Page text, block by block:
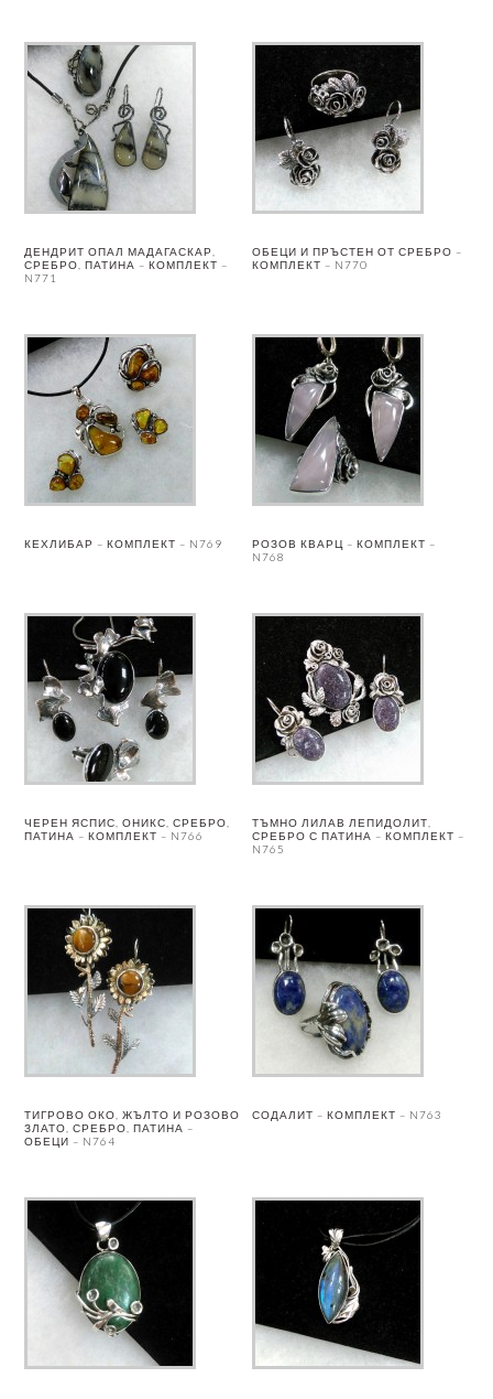
ДЕНДРИТ ОПАЛ МАДАГАСКАР,
СРЕБРО, ПАТИНА – КОМПЛЕКТ –
N771
ОБЕЦИ И ПРЪСТЕН ОТ СРЕБРО –
КОМПЛЕКТ – N770
КЕХЛИБАР – КОМПЛЕКТ – N769
РОЗОВ КВАРЦ – КОМПЛЕКТ –
N768
ЧЕРЕН ЯСПИС, ОНИКС, СРЕБРО,
ПАТИНА – КОМПЛЕКТ – N766
ТЪМНО ЛИЛАВ ЛЕПИДОЛИТ,
СРЕБРО С ПАТИНА – КОМПЛЕКТ –
N765
ТИГРОВО ОКО, ЖЪЛТО И РОЗОВО
ЗЛАТО, СРЕБРО, ПАТИНА –
ОБЕЦИ – N764
СОДАЛИТ – КОМПЛЕКТ – N763